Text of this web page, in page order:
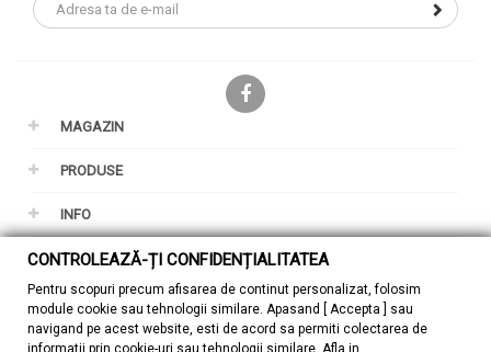
MAGAZIN
PRODUSE
INFO
CONTUL TAU
GDPR
CONTROLEAZĂ-ȚI CONFIDENȚIALITATEA
Pentru scopuri precum afisarea de continut personalizat, folosim
module cookie sau tehnologii similare. Apasand [ Accepta ] sau
navigand pe acest website, esti de acord sa permiti colectarea de
informatii prin cookie-uri sau tehnologii similare. Afla in